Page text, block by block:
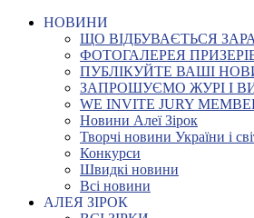
НОВИНИ
ЩО ВІДБУВАЄТЬСЯ
ФОТОГАЛЕРЕЯ
ПУБЛІКУЙТЕ ВАШІ
ЗАПРОШУЄМО ЖУРІ І
WE INVITE JURY
Новини Алеї Зірок
Творчі новини України і
Конкурси
Швидкі новини
Всі новини
АЛЕЯ ЗІРОК